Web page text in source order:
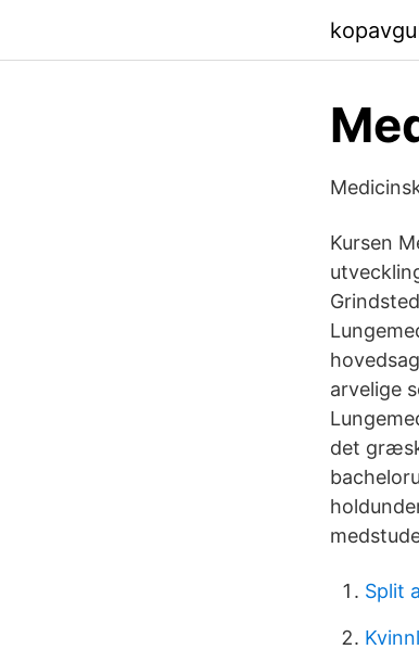
Kursen
arvelige
det
Split